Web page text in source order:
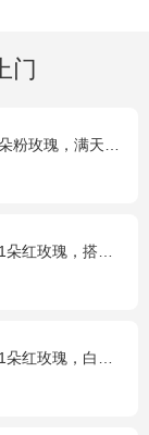
门
玫瑰，满天星、栀子叶适量
红玫瑰，搭配适量黄莺间插。
瑰，白色满天星间插，一条灯带，一对小熊、黄莺或尤加利叶搭配